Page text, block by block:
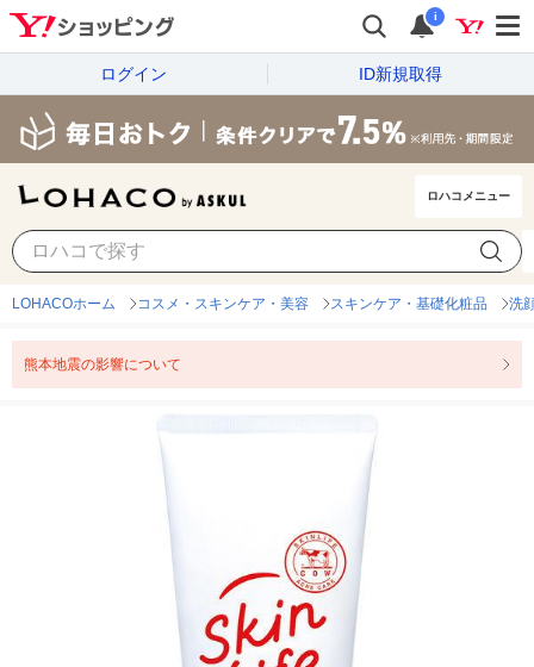
i
ログイン ID新規取得
ロハコメニュー
LOHACOホーム コスメ・スキンケア・美容 スキンケア・基礎化粧品 洗
熊本地震の影響について